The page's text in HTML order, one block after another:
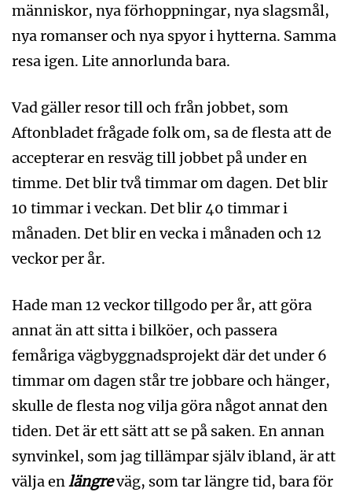
människor, nya förhoppningar, nya slagsmål,
nya romanser och nya spyor i hytterna. Samma
resa igen. Lite annorlunda bara.
Vad gäller resor till och från jobbet, som
Aftonbladet frågade folk om, sa de flesta att de
accepterar en resväg till jobbet på under en
timme. Det blir två timmar om dagen. Det blir
10 timmar i veckan. Det blir 40 timmar i
månaden. Det blir en vecka i månaden och 12
veckor per år.
Hade man 12 veckor tillgodo per år, att göra
annat än att sitta i bilköer, och passera
femåriga vägbyggnadsprojekt där det under 6
timmar om dagen står tre jobbare och hänger,
skulle de flesta nog vilja göra något annat den
tiden. Det är ett sätt att se på saken. En annan
synvinkel, som jag tillämpar själv ibland, är att
välja enlängreväg, som tar längre tid, bara för